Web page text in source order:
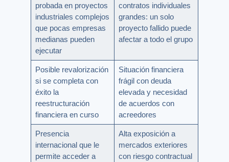
probada en proyectos
industriales complejos
que pocas empresas
medianas pueden
ejecutar
contratos individuales
grandes: un solo
proyecto fallido puede
afectar a todo el grupo
Posible revalorización
si se completa con
éxito la
reestructuración
financiera en curso
Situación financiera
frágil con deuda
elevada y necesidad
de acuerdos con
acreedores
Presencia
internacional que le
permite acceder a
Alta exposición a
mercados exteriores
con riesgo contractual